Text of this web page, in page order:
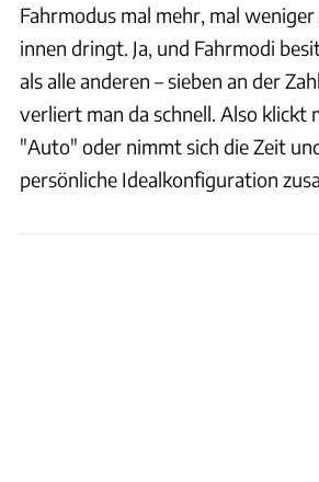
Fahrmodus mal mehr, mal
innen dringt. Ja, und Fahrmodi
als alle anderen – sieben an der
verliert man da schnell. Also klickt
"Auto" oder nimmt sich die Zeit
persönliche Idealkonfiguration